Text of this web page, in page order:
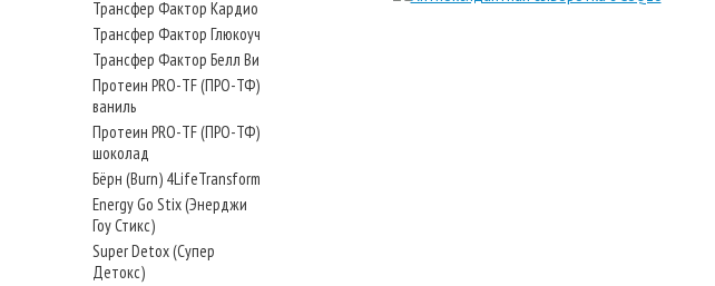
Трансфер Фактор Кардио
Трансфер Фактор Глюкоуч
Трансфер Фактор Белл Ви
Протеин PRO-TF (ПРО-ТФ)
ваниль
Протеин PRO-TF (ПРО-ТФ)
шоколад
Бёрн (Burn) 4LifeTransform
Energy Go Stix (Энерджи
Гоу Стикс)
Super Detox (Супер
Детокс)